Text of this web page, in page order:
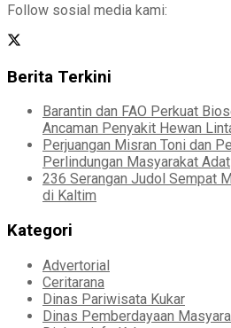
Follow sosial media kami:
Berita Terkini
Barantin dan FAO Perkuat
Ancaman Penyakit Hewan
Perjuangan Misran Toni dan
Perlindungan Masyarakat Adat
236 Serangan Judol Sempat
di Kaltim
Kategori
Advertorial
Ceritarana
Dinas Pariwisata Kukar
Dinas Pemberdayaan